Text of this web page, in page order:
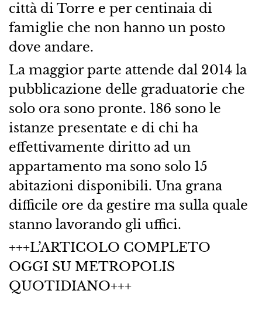
città di Torre e per centinaia di
famiglie che non hanno un posto
dove andare.
La maggior parte attende dal 2014 la
pubblicazione delle graduatorie che
solo ora sono pronte. 186 sono le
istanze presentate e di chi ha
effettivamente diritto ad un
appartamento ma sono solo 15
abitazioni disponibili. Una grana
difficile ore da gestire ma sulla quale
stanno lavorando gli uffici.
+++L’ARTICOLO COMPLETO
OGGI SU METROPOLIS
QUOTIDIANO+++